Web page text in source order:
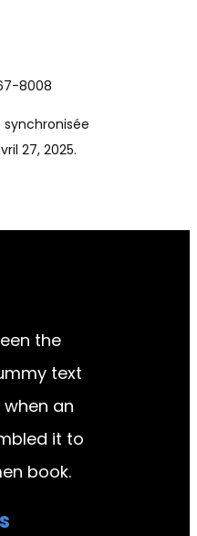
8008
27, 2025.
the
text
when an
it to
book.